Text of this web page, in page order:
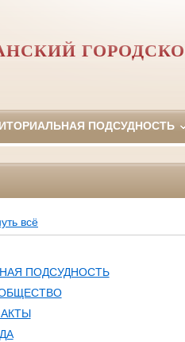
ПОДСУДНОСТЬ
всё
ПОДСУДНОСТЬ